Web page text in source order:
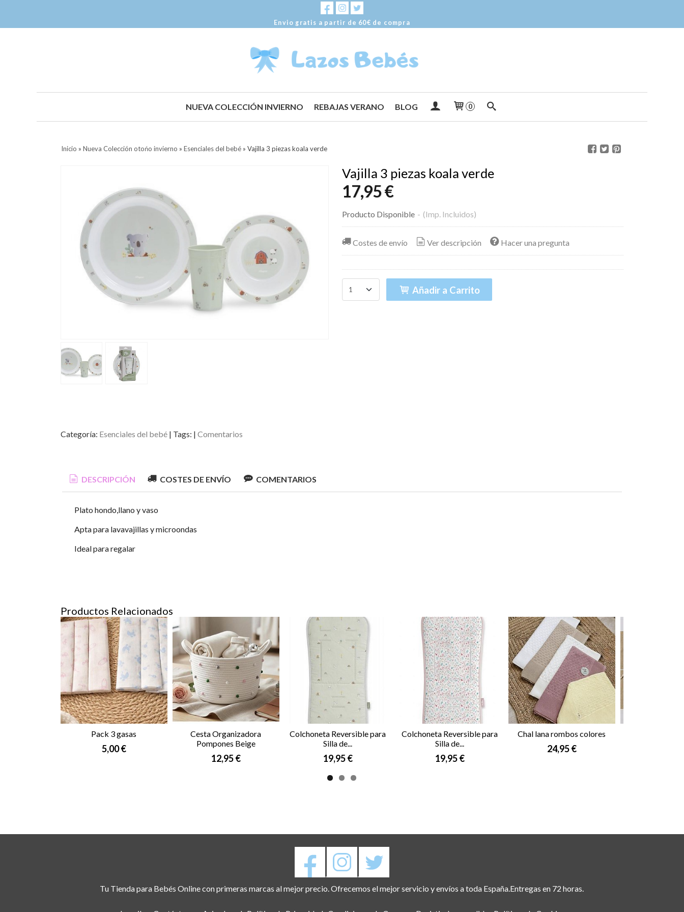
Envio gratis a partir de 60€ de compra
NUEVA COLECCIÓN INVIERNO REBAJAS VERANO BLOG 0
Inicio » Nueva Colección otońo invierno » Esenciales del bebé » Vajilla 3 piezas koala verde
Vajilla 3 piezas koala verde
17,95 €
Producto Disponible - (Imp. Incluidos)
Costes de envío Ver descripción Hacer una pregunta
Añadir a Carrito
Categoría: Esenciales del bebé | Tags: | Comentarios
DESCRIPCIÓN COSTES DE ENVÍO COMENTARIOS
Plato hondo,llano y vaso
Apta para lavavajillas y microondas
Ideal para regalar
Productos Relacionados
Pack 3 gasas
5,00 €
Cesta Organizadora
Pompones Beige
12,95 €
Colchoneta Reversible para
Silla de...
19,95 €
Colchoneta Reversible para
Silla de...
19,95 €
Chal lana rombos colores
24,95 €
.
.
Tu Tienda para Bebés Online con primeras marcas al mejor precio. Ofrecemos el mejor servicio y envíos a toda España.Entregas en 72 horas.